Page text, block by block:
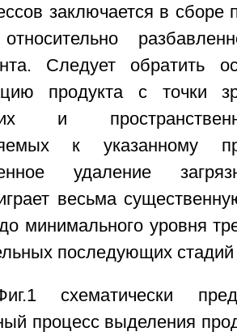
заключается в сборе
Следует обратить
продукта с точки
и
к указанному
удаление
весьма
минимального уровня
последующих стадий
схематически
процесс выделения